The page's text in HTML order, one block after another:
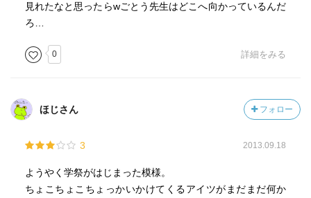
見れたなと思ったらwごとう先生はどこへ向かっているんだ
ろ…
0 詳細をみる
ほじさん フォロー
3 2013.09.18
ようやく学祭がはじまった模様。
ちょこちょこちょっかいかけてくるアイツがまだまだ何か